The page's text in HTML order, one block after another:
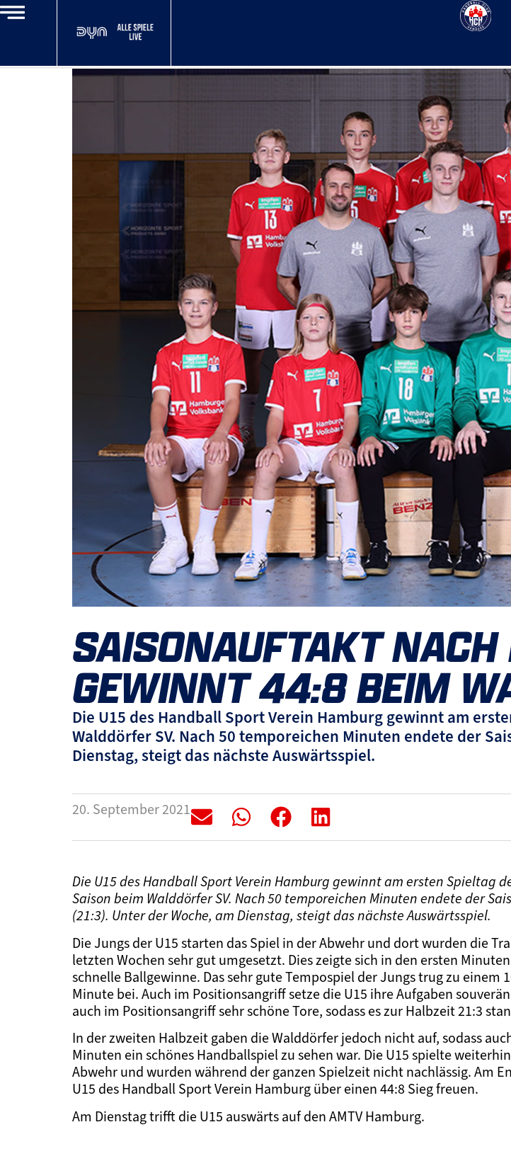
SAISONAUFTAKT NACH
EWINNT 44:8 BEIM
Die U15 des Handball Sport Verein Hamburg gewinnt am
Walddörfer SV. Nach 50 temporeichen Minuten endete der
Dienstag, steigt das nächste Auswärtsspiel.
20. September 2021
Die U15 des Handball Sport Verein Hamburg gewinnt am ersten Spieltag
Saison beim Walddörfer SV. Nach 50 temporeichen Minuten endete der
(21:3). Unter der Woche, am Dienstag, steigt das nächste Auswärtsspiel.
Die Jungs der U15 starten das Spiel in der Abwehr und dort wurden die
letzten Wochen sehr gut umgesetzt. Dies zeigte sich in den ersten
schnelle Ballgewinne. Das sehr gute Tempospiel der Jungs trug zu einem
Minute bei. Auch im Positionsangriff setze die U15 ihre Aufgaben
auch im Positionsangriff sehr schöne Tore, sodass es zur Halbzeit 21:3
In der zweiten Halbzeit gaben die Walddörfer jedoch nicht auf, sodass
Minuten ein schönes Handballspiel zu sehen war. Die U15 spielte
Abwehr und wurden während der ganzen Spielzeit nicht nachlässig. Am
U15 des Handball Sport Verein Hamburg über einen 44:8 Sieg freuen.
Am Dienstag trifft die U15 auswärts auf den AMTV Hamburg.